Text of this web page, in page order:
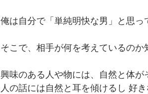
俺は自分で「単純明快な男」と思
そこで、相手が何を考えているのか
興味のある人や物には、自然と体
人の話には自然と耳を傾けるし 好